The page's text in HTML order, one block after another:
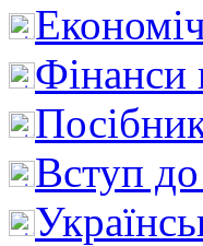
Фінанси
Вступ